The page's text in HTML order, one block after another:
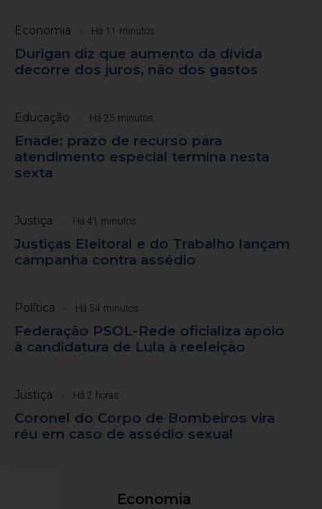
Economia Há 11 minutos
Durigan diz que aumento da dívida
decorre dos juros, não dos gastos
Educação Há 25 minutos
Enade: prazo de recurso para
atendimento especial termina nesta
sexta
Justiça Há 41 minutos
Justiças Eleitoral e do Trabalho lançam
campanha contra assédio
Política Há 54 minutos
Federação PSOL-Rede oficializa apoio
à candidatura de Lula à reeleição
Justiça Há 2 horas
Coronel do Corpo de Bombeiros vira
réu em caso de assédio sexual
Economia